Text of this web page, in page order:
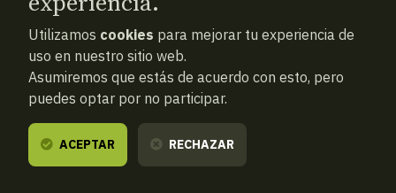
© 2026Aranzadi — Zientzia elkartea
Términos y condiciones
Política de privacidad
Utilizamos cookies para mejorar tu experiencia de
uso en nuestro sitio web.
Asumiremos que estás de acuerdo con esto, pero
puedes optar por no participar.
ACEPTAR RECHAZAR